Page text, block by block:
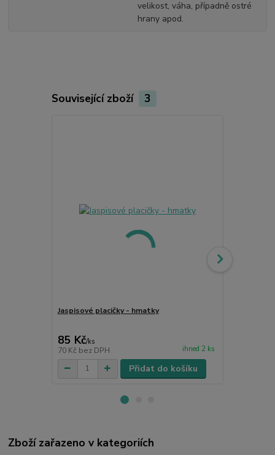
velikost, váha, případně ostré
hrany apod.
Související zboží 3
Jaspisové placičky - hmatky
85 Kč/ks
70 Kč bez DPH ihned 2 ks
Přidat do košíku
Zboží zařazeno v kategoriích